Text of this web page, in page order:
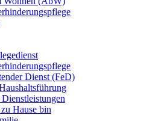
Dienst (FeD)
Hause bin